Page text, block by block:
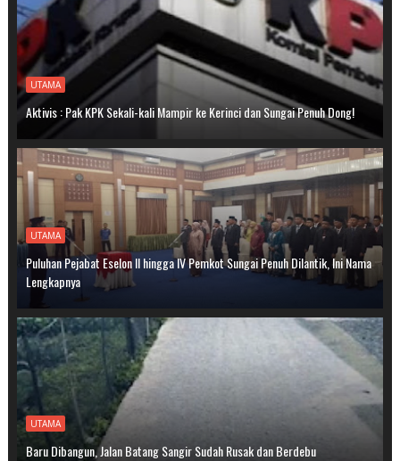
UTAMA
Aktivis : Pak KPK Sekali-kali Mampir ke Kerinci dan Sungai Penuh Dong!
UTAMA
Puluhan Pejabat Eselon II hingga IV Pemkot Sungai Penuh Dilantik, Ini Nama
Lengkapnya
UTAMA
Baru Dibangun, Jalan Batang Sangir Sudah Rusak dan Berdebu